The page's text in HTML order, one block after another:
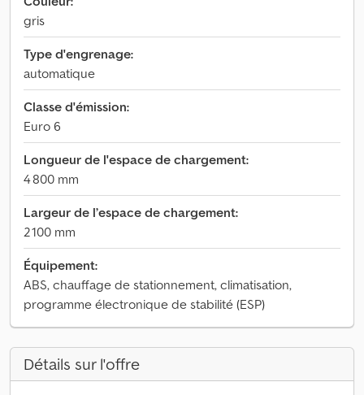
gris
Type d'engrenage:
automatique
Classe d'émission:
Euro 6
Longueur de l'espace de chargement:
4 800 mm
Largeur de l’espace de chargement:
2 100 mm
Équipement:
ABS, chauffage de stationnement, climatisation,
programme électronique de stabilité (ESP)
Détails sur l'offre